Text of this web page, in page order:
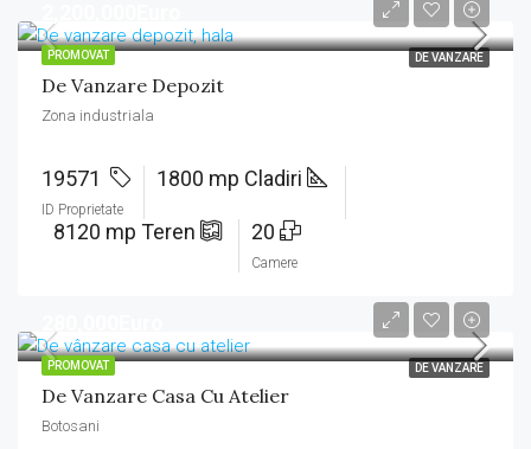
PROMOVAT DE VANZARE
De Vanzare Depozit
Zona industriala
19571
ID Proprietate
1800 mp Cladiri
8120 mp Teren 20
Camere
PROMOVAT DE VANZARE
De Vanzare Casa Cu Atelier
Botosani